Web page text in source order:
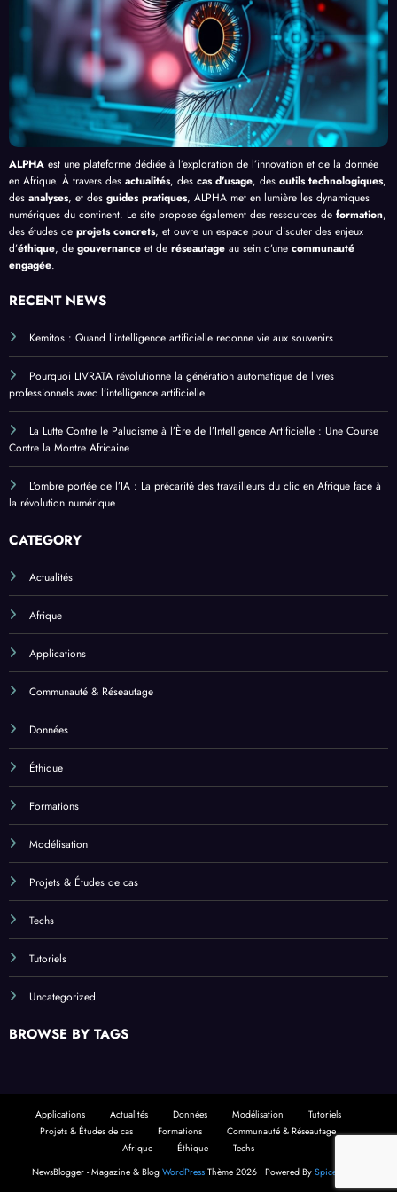
isme
en
Afriq
ue
de
Bang
ui
l’IA
Artifi
cielle
ALPHA est une plateforme dédiée à l’exploration de l’innovation et de la donnée
en Afrique. À travers des actualités, des cas d’usage, des outils technologiques,
des analyses, et des guides pratiques, ALPHA met en lumière les dynamiques
numériques du continent. Le site propose également des ressources de formation,
des études de projets concrets, et ouvre un espace pour discuter des enjeux
d’éthique, de gouvernance et de réseautage au sein d’une communauté
engagée.
RECENT NEWS
Kemitos : Quand l’intelligence artificielle redonne vie aux souvenirs
Pourquoi LIVRATA révolutionne la génération automatique de livres
professionnels avec l’intelligence artificielle
La Lutte Contre le Paludisme à l’Ère de l’Intelligence Artificielle : Une Course
Contre la Montre Africaine
L’ombre portée de l’IA : La précarité des travailleurs du clic en Afrique face à
la révolution numérique
CATEGORY
Actualités
Afrique
Applications
Communauté & Réseautage
Données
Éthique
Formations
Modélisation
Projets & Études de cas
Techs
Tutoriels
Uncategorized
BROWSE BY TAGS
Applications Actualités Données Modélisation
Tutoriels
Projets & Études de cas
Formations
Communauté & Réseautage
Afrique
Éthique
Techs
NewsBlogger - Magazine & Blog WordPress Thème 2026 | Powered By SpiceThemes